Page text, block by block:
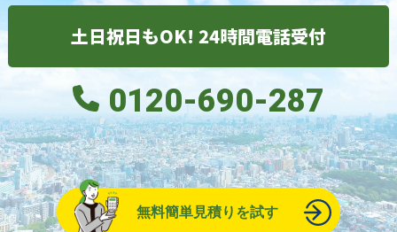
土日祝日もOK! 24時間電話受付
0120-690-287
無料簡単見積りを試す